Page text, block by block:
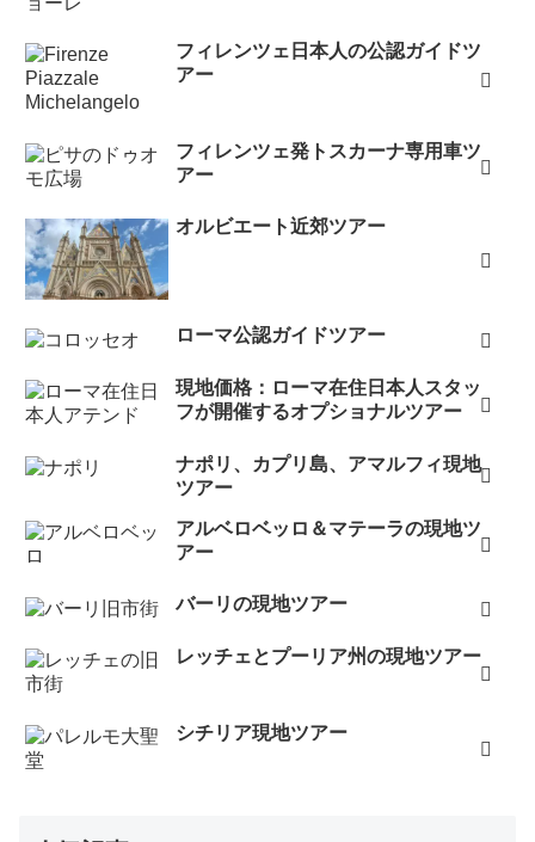
フィレンツェ日本人の公認ガイドツ
アー
フィレンツェ発トスカーナ専用車ツ
アー
オルビエート近郊ツアー
ローマ公認ガイドツアー
現地価格：ローマ在住日本人スタッ
フが開催するオプショナルツアー
ナポリ、カプリ島、アマルフィ現地
ツアー
アルベロベッロ＆マテーラの現地ツ
アー
バーリの現地ツアー
レッチェとプーリア州の現地ツアー
シチリア現地ツアー